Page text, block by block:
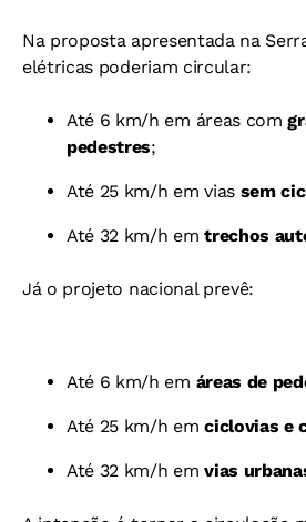
Na proposta apresentada na
elétricas poderiam circular:
Até 6 km/h em áreas com
pedestres;
Até 25 km/h em vias sem
Até 32 km/h emtrechos
Já o projeto nacional prevê:
Até 6 km/h em áreas de
Até 25 km/h emciclovias e
Até 32 km/h emvias